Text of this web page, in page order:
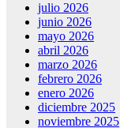
julio 2026
junio 2026
mayo 2026
abril 2026
marzo 2026
febrero 2026
enero 2026
diciembre 2025
noviembre 2025